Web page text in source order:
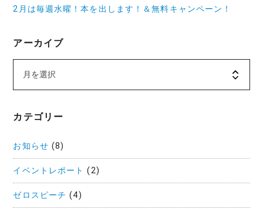
2月は毎週水曜！本を出します！＆無料キャンペーン！
アーカイブ
カテゴリー
お知らせ (8)
イベントレポート (2)
ゼロスピーチ (4)